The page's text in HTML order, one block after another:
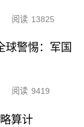
阅读 13825
球警惕：军国
阅读 9419
算计